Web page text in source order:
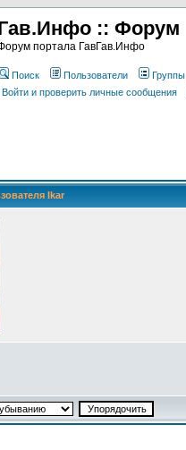
:: Форум
портала ГавГав.Инфо
Поиск Пользователи Группы
Войти и проверить личные сообщения
Ikar